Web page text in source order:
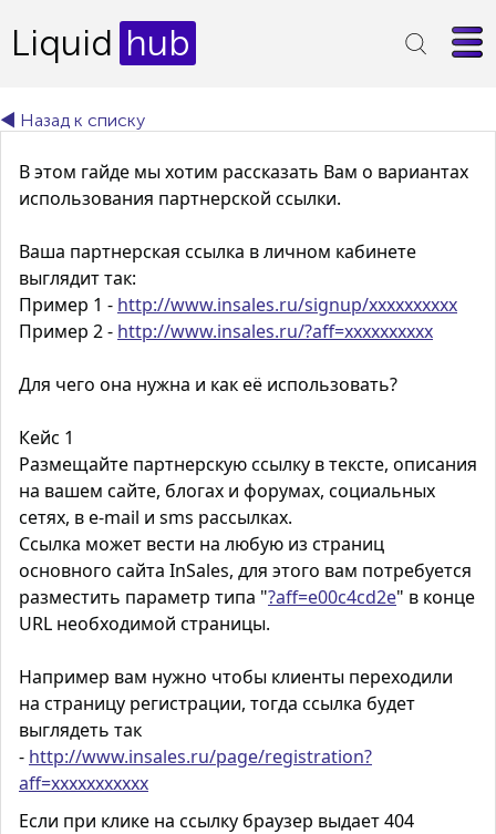
Liquid hub
◄ Назад к списку
В этом гайде мы хотим рассказать Вам о вариантах
использования партнерской ссылки.
Ваша партнерская ссылка в личном кабинете
выглядит так:
Пример 1 - http://www.insales.ru/signup/xxxxxxxxxx
Пример 2- http://www.insales.ru/?aff=xxxxxxxxxx
Для чего она нужна и как её использовать?
Кейс 1
Размещайте партнерскую ссылку в тексте, описания
на вашем сайте, блогах и форумах, социальных
сетях, в e-mail и sms рассылках.
Ссылка может вести на любую из страниц
основного сайта InSales, для этого вам потребуется
разместить параметр типа "?aff=e00c4cd2e" в конце
URL необходимой страницы.
Например вам нужно чтобы клиенты переходили
на страницу регистрации, тогда ссылка будет
выглядеть так
- http://www.insales.ru/page/registration?
aff=xxxxxxxxxxx
Если при клике на ссылку браузер выдает 404